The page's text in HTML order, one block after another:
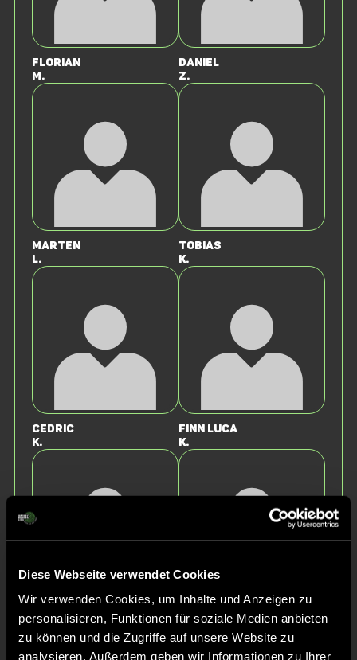
Diese Webseite verwendet Cookies
Wir verwenden Cookies, um Inhalte und Anzeigen zu
personalisieren, Funktionen für soziale Medien anbieten
zu können und die Zugriffe auf unsere Website zu
analysieren. Außerdem geben wir Informationen zu Ihrer
Florian
M.
Daniel
Z.
Marten
L.
Tobias
K.
Cedric
K.
Finn Luca
K.
Maximilian
B.
Louis
G.